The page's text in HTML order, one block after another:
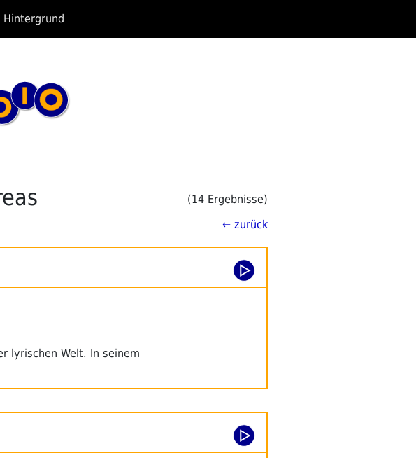
Hintergrund
(14 Ergebnisse)
← zurück
lyrischen Welt. In seinem